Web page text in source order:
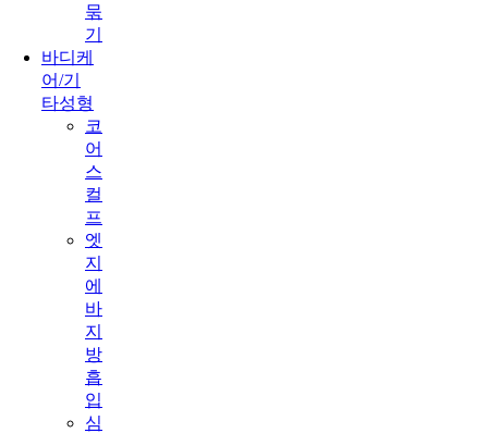
묶
기
바디케
어/기
타성형
코
어
스
컬
프
엣
지
에
바
지
방
흡
입
심